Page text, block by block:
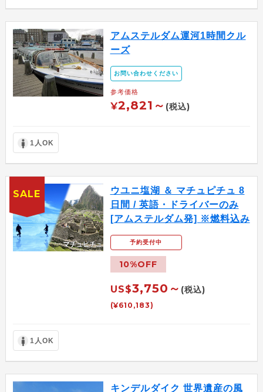
アムステルダム運河1時間クル
ーズ
お問い合わせください
参考価格
¥2,821～ (税込)
1人OK
ウユニ塩湖 ＆ マチュピチュ 8
日間 / 英語・ドライバーのみ
[アムステルダム発] ※燃料込み
予約受付中
10%OFF
US$3,750～ (税込)
(¥610,183)
1人OK
SALE
キンデルダイク 世界遺産の風